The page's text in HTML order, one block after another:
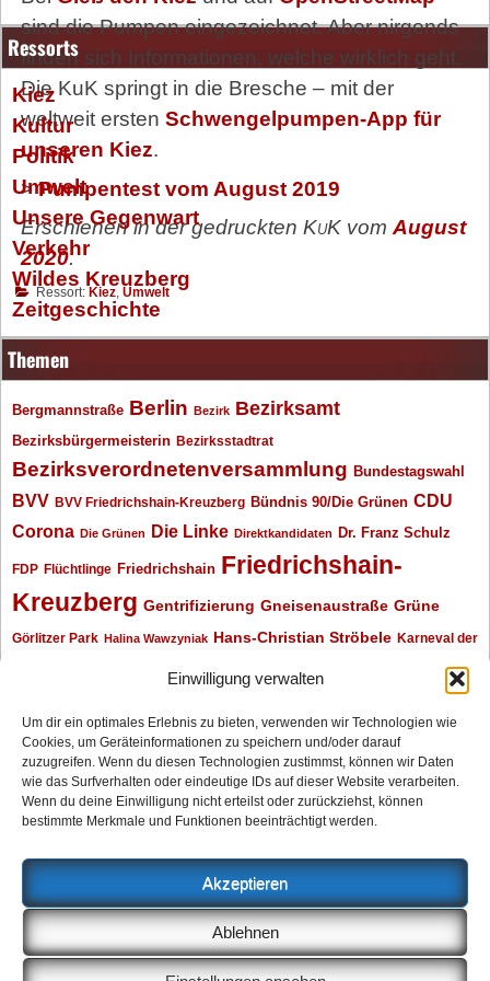
Einwilligung verwalten
Um dir ein optimales Erlebnis zu bieten, verwenden wir Technologien wie
Cookies, um Geräteinformationen zu speichern und/oder darauf
zuzugreifen. Wenn du diesen Technologien zustimmst, können wir Daten
wie das Surfverhalten oder eindeutige IDs auf dieser Website verarbeiten.
Wenn du deine Einwilligung nicht erteilst oder zurückziehst, können
bestimmte Merkmale und Funktionen beeinträchtigt werden.
Akzeptieren
Ablehnen
sind die Pumpen eingezeichnet. Aber nirgends
finden sich Informationen, welche wirklich geht.
Die KuK springt in die Bresche – mit der
weltweit ersten Schwengelpumpen-App für
unseren Kiez.
>Pumpentest vom August 2019
Erschienen in der gedruckten KuKvomAugust
2020.
Ressort: Kiez, Umwelt
Ressorts
Kiez
Kultur
Politik
Umwelt
Unsere Gegenwart
Verkehr
Wildes Kreuzberg
Zeitgeschichte
Themen
Bergmannstraße Berlin Bezirk Bezirksamt
Bezirksbürgermeisterin Bezirksstadtrat
Bezirksverordnetenversammlung Bundestagswahl
BVV BVV Friedrichshain-Kreuzberg Bündnis 90/Die Grünen CDU
Corona Die Grünen Die Linke Direktkandidaten Dr. Franz Schulz
FDP Flüchtlinge Friedrichshain Friedrichshain-
Kreuzberg Gentrifizierung Gneisenaustraße Grüne
Görlitzer Park Halina Wawzyniak Hans-Christian Ströbele Karneval der
Neukölln Oliver Nöll Oranienplatz Piraten Piratenpartei Polizeimeldungen
Redaktionsgespräch Senat SPD
Archiv
Archiv
Impressum
Datenschutzerklärung
Anzeigen